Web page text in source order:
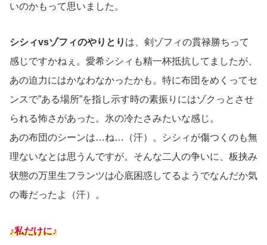
いのかもって思いました。
シシィvsゾフィのやりとり は、剣ゾフィの貫禄勝ちって
感じですかねぇ。愛希シシィも精一杯抵抗してましたが、
あの迫力にはかなわなかったかも。特に布団をめくってセ
ンスで”ある場所”を指し示す時の素振りにはゾクっとさせ
られる怖さがあった。氷の冷たさみたいな感じ。
あの布団のシーンは…ね…（汗）。シシィが傷つくのも無
理ないなとは思うんですが。そんな二人の争いに、板挟み
状態の万里生フランツは心底困惑してるようでなんだか気
の毒だったよ（汗）。
♪私だけに♪